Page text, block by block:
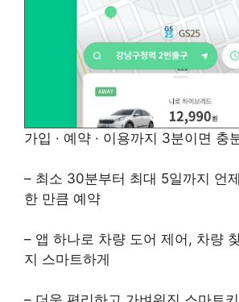
가입 · 예약 · 이용까지 3분이면 충
– 최소 30분부터 최대 5일까지 언
한 만큼 예약
– 앱 하나로 차량 도어 제어, 차량
지 스마트하게